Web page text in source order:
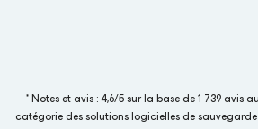
* Notes et avis : 4,6/5 sur la base de 1 739 avis
catégorie des solutions logicielles de